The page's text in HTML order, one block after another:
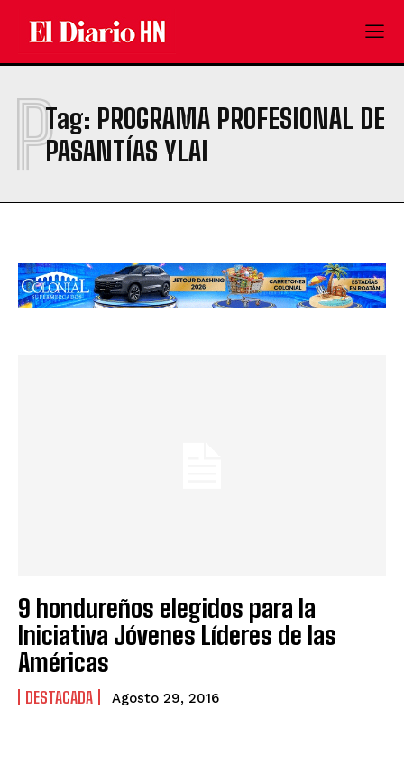
Tag: PROGRAMA PROFESIONAL DE
PASANTÍAS YLAI
P
9 hondureños elegidos para la
Iniciativa Jóvenes Líderes de las
Américas
DESTACADA Agosto 29, 2016